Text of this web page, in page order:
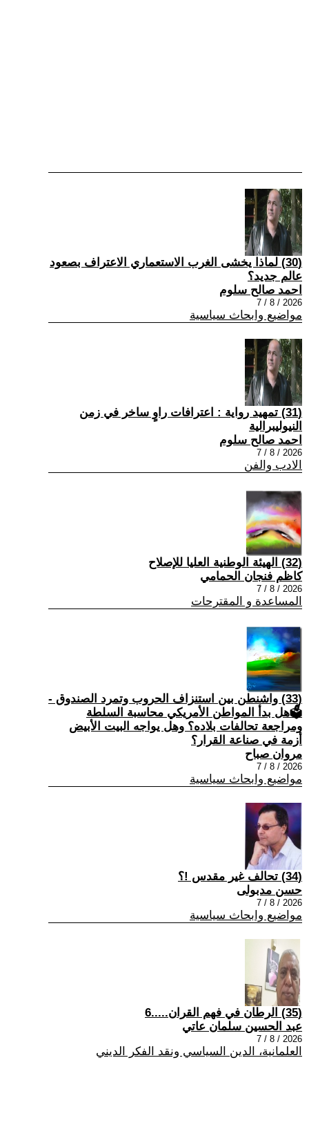
(30) لماذا يخشى الغرب الاستعماري الاعتراف بصعود
عالم جديد؟
احمد صالح سلوم
2026 / 8 / 7
مواضيع وابحاث سياسية
(31) تمهيد رواية : اعترافات راوٍ ساخر في زمن
النيوليبرالية
احمد صالح سلوم
2026 / 8 / 7
الادب والفن
(32) الهيئة الوطنية العليا للإصلاح
كاظم فنجان الحمامي
2026 / 8 / 7
المساعدة و المقترحات
(33) واشنطن بين استنزاف الحروب وتمرد الصندوق -
🗳هل بدأ المواطن الأمريكي محاسبة السلطة
ومراجعة تحالفات بلاده؟ وهل يواجه البيت الأبيض
أزمة في صناعة القرار؟
مروان صباح
2026 / 8 / 7
مواضيع وابحاث سياسية
(34) تحالف غير مقدس !؟
حسن مدبولى
2026 / 8 / 7
مواضيع وابحاث سياسية
(35) الرطان في فهم القران.....6
عبد الحسين سلمان عاتي
2026 / 8 / 7
العلمانية، الدين السياسي ونقد الفكر الديني